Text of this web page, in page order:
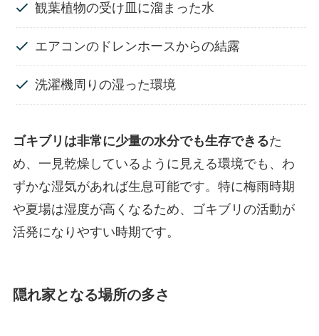
観葉植物の受け皿に溜まった水
エアコンのドレンホースからの結露
洗濯機周りの湿った環境
ゴキブリは非常に少量の水分でも生存できるた
め、一見乾燥しているように見える環境でも、わ
ずかな湿気があれば生息可能です。特に梅雨時期
や夏場は湿度が高くなるため、ゴキブリの活動が
活発になりやすい時期です。
隠れ家となる場所の多さ